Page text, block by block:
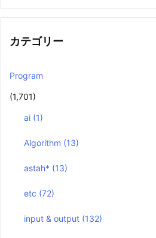
カテゴリー
Program
(1,701)
ai (1)
Algorithm (13)
astah* (13)
etc (72)
input & output (132)